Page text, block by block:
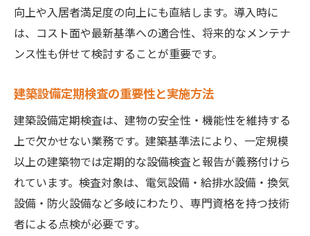
向上や入居者満足度の向上にも直結します。導入時に
は、コスト面や最新基準への適合性、将来的なメンテナ
ンス性も併せて検討することが重要です。
建築設備定期検査の重要性と実施方法
建築設備定期検査は、建物の安全性・機能性を維持する
上で欠かせない業務です。建築基準法により、一定規模
以上の建築物では定期的な設備検査と報告が義務付けら
れています。検査対象は、電気設備・給排水設備・換気
設備・防火設備など多岐にわたり、専門資格を持つ技術
者による点検が必要です。